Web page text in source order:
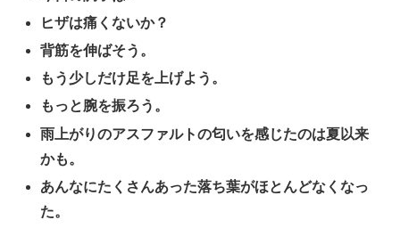
ヒザは痛くないか？
背筋を伸ばそう。
もう少しだけ足を上げよう。
もっと腕を振ろう。
雨上がりのアスファルトの匂いを感じたのは夏以来
かも。
あんなにたくさんあった落ち葉がほとんどなくなっ
た。